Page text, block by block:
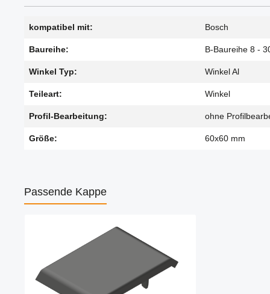
kompatibel mit: Bosch
Baureihe: B-Baureihe 8 -
Winkel Typ: Winkel Al
Teileart: Winkel
Profil-Bearbeitung: ohne
Größe: 60x60 mm
Passende Kappe